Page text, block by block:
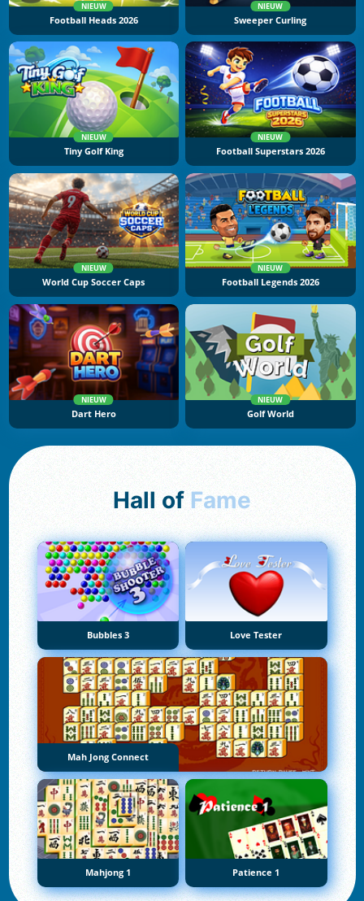
NIEUW
Football Heads 2026
NIEUW
Sweeper Curling
NIEUW
Tiny Golf King
NIEUW
Football Superstars 2026
NIEUW
World Cup Soccer Caps
NIEUW
Football Legends 2026
NIEUW
Dart Hero
NIEUW
Golf World
Hall of Fame
Bubbles 3 Love Tester
Mah Jong Connect
Mahjong 1 Patience 1